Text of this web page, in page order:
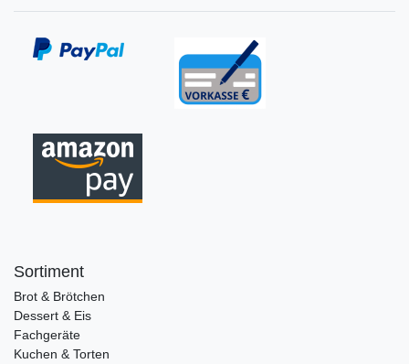
Sortiment
Brot & Brötchen
Dessert & Eis
Fachgeräte
Kuchen & Torten